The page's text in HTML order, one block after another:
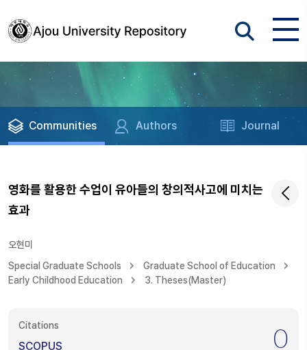
Communities Authors Journal
영화를 활용한 수업이 유아들의 창의적사고에 미치는
효과
오현미
Special Graduate Schools
Graduate School of Education
Early Childhood Education
3. Theses(Master)
Citations
SCOPUS 0